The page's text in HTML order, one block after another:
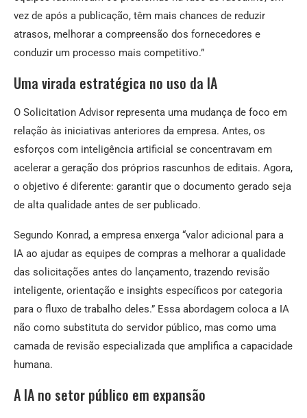
vez de após a publicação, têm mais chances de reduzir
atrasos, melhorar a compreensão dos fornecedores e
conduzir um processo mais competitivo.”
Uma virada estratégica no uso da IA
O Solicitation Advisor representa uma mudança de foco em
relação às iniciativas anteriores da empresa. Antes, os
esforços com inteligência artificial se concentravam em
acelerar a geração dos próprios rascunhos de editais. Agora,
o objetivo é diferente: garantir que o documento gerado seja
de alta qualidade antes de ser publicado.
Segundo Konrad, a empresa enxerga “valor adicional para a
IA ao ajudar as equipes de compras a melhorar a qualidade
das solicitações antes do lançamento, trazendo revisão
inteligente, orientação e insights específicos por categoria
para o fluxo de trabalho deles.” Essa abordagem coloca a IA
não como substituta do servidor público, mas como uma
camada de revisão especializada que amplifica a capacidade
humana.
A IA no setor público em expansão